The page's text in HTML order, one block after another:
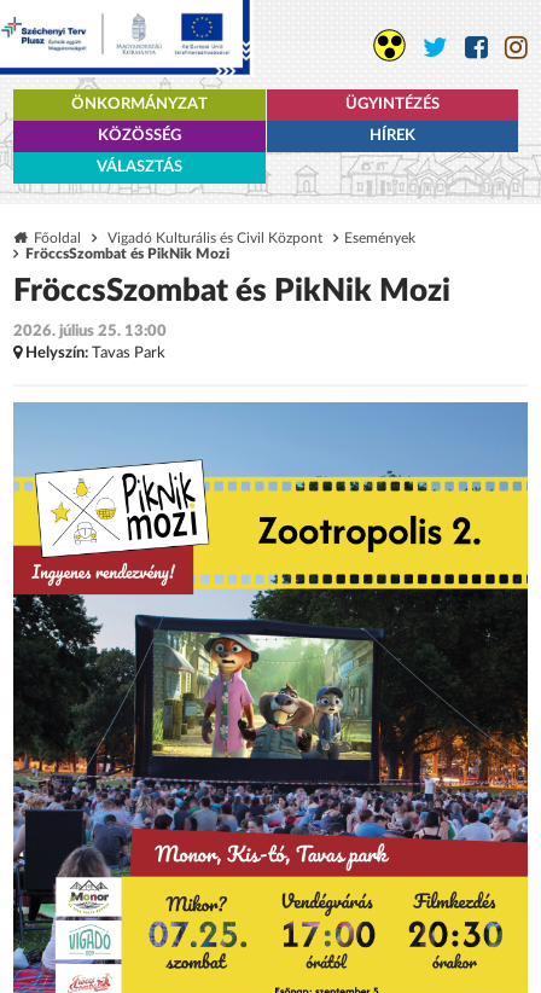
ÖNKORMÁNYZAT
ÜGYINTÉZÉS
KÖZÖSSÉG
HÍREK
VÁLASZTÁS
Főoldal Vigadó Kulturális és Civil Központ
Események
FröccsSzombat és PikNik Mozi
FröccsSzombat és PikNik Mozi
2026. július 25. 13:00
Helyszín: Tavas Park